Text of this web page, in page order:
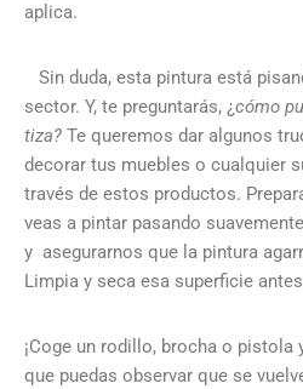
aplica.
Sin duda, esta pintura está
sector. Y, te preguntarás, ¿cómo
tiza? Te queremos dar algunos
decorar tus muebles o cualquier
través de estos productos.
veas a pintar pasando
y asegurarnos que la pintura
Limpia y seca esa superficie
¡Coge un rodillo, brocha o pistola
que puedas observar que se